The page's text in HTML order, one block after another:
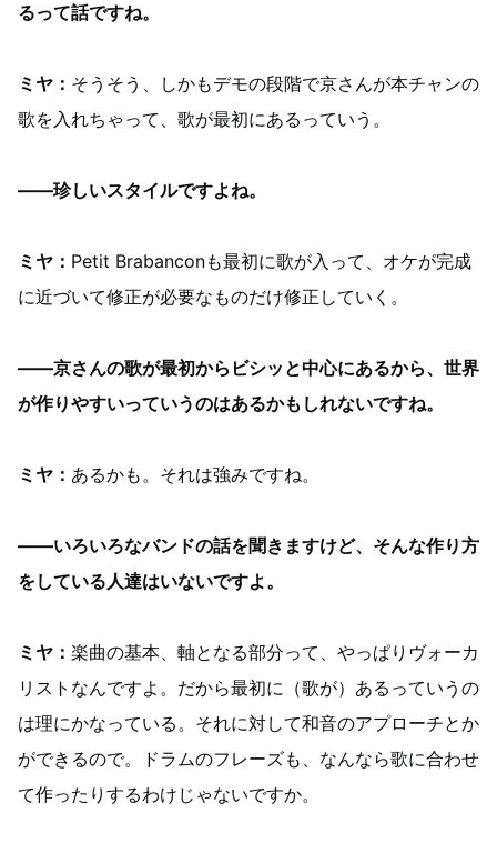
るって話ですね。
ミヤ： そうそう、しかもデモの段階で京さんが本チャンの
歌を入れちゃって、歌が最初にあるっていう。
——珍しいスタイルですよね。
ミヤ： Petit Brabanconも最初に歌が入って、オケが完成
に近づいて修正が必要なものだけ修正していく。
——京さんの歌が最初からビシッと中心にあるから、世界
が作りやすいっていうのはあるかもしれないですね。
ミヤ： あるかも。それは強みですね。
——いろいろなバンドの話を聞きますけど、そんな作り方
をしている人達はいないですよ。
ミヤ： 楽曲の基本、軸となる部分って、やっぱりヴォーカ
リストなんですよ。だから最初に（歌が）あるっていうの
は理にかなっている。それに対して和音のアプローチとか
ができるので。ドラムのフレーズも、なんなら歌に合わせ
て作ったりするわけじゃないですか。